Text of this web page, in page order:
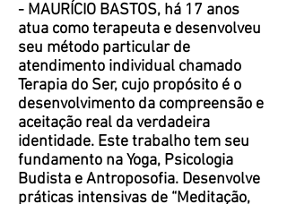
- MAURÍCIO BASTOS, há 17 anos
atua como terapeuta e desenvolveu
seu método particular de
atendimento individual chamado
Terapia do Ser, cujo propósito é o
desenvolvimento da compreensão e
aceitação real da verdadeira
identidade. Este trabalho tem seu
fundamento na Yoga, Psicologia
Budista e Antroposofia. Desenvolve
práticas intensivas de “Meditação,